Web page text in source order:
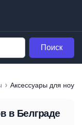
Поиск
› Аксессуары для
в Белграде